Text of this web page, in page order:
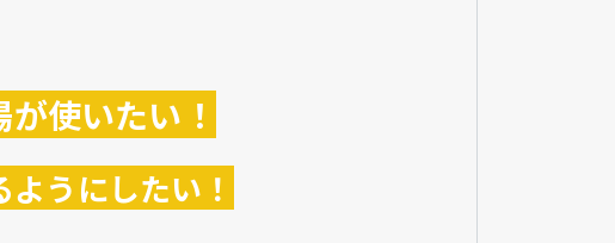
使いたい！
うにしたい！